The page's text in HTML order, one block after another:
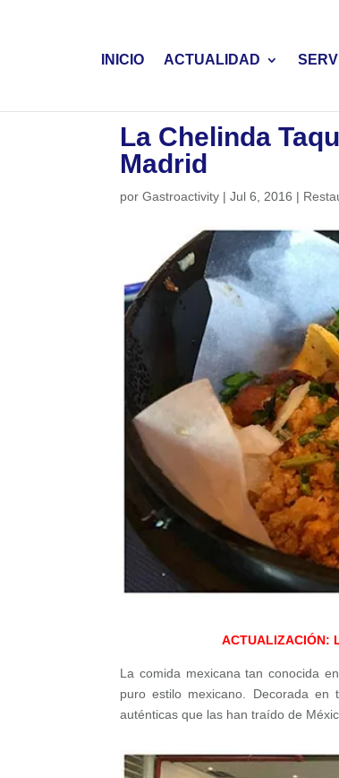
INICIO ACTUALIDAD
La Chelinda
Madrid
porGastroactivity |Jul 6, 2016 |
ACTUALIZACIÓN:
La comida mexicana tan conocida
puro estilo mexicano. Decorada
auténticas que las han traído de